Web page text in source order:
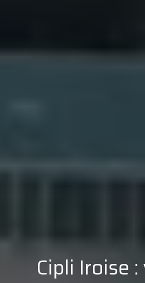
Cipli Iroise